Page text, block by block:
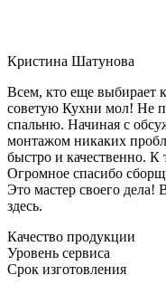
Кристина Шатунова
Всем, кто еще выбирает
советую Кухни мол! Не
спальню. Начиная с
монтажом никаких
быстро и качественно.
Огромное спасибо
Это мастер своего дела!
здесь.
Качество продукции
Уровень сервиса
Срок изготовления